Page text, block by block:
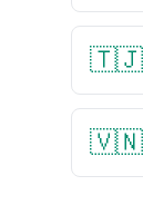
🇹🇯
🇻🇳